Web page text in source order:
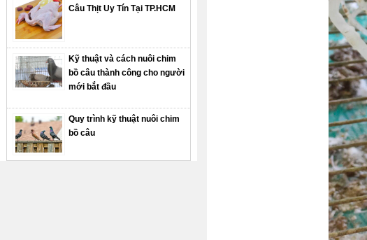
Câu Thịt Uy Tín Tại TP.HCM
Kỹ thuật và cách nuôi chim
bồ câu thành công cho người
mới bắt đầu
Quy trình kỹ thuật nuôi chim
bồ câu